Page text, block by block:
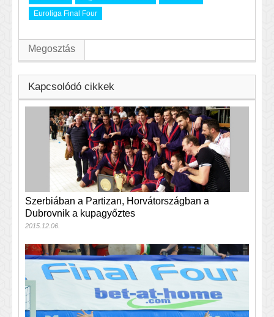
Euroliga Final Four
Megosztás
Kapcsolódó cikkek
Szerbiában a Partizan, Horvátországban a
Dubrovnik a kupagyőztes
2015.12.06.